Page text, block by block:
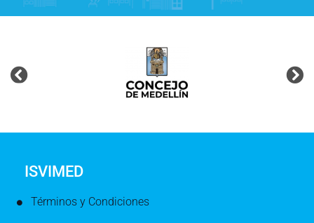
ISVIMED
Términos y Condiciones